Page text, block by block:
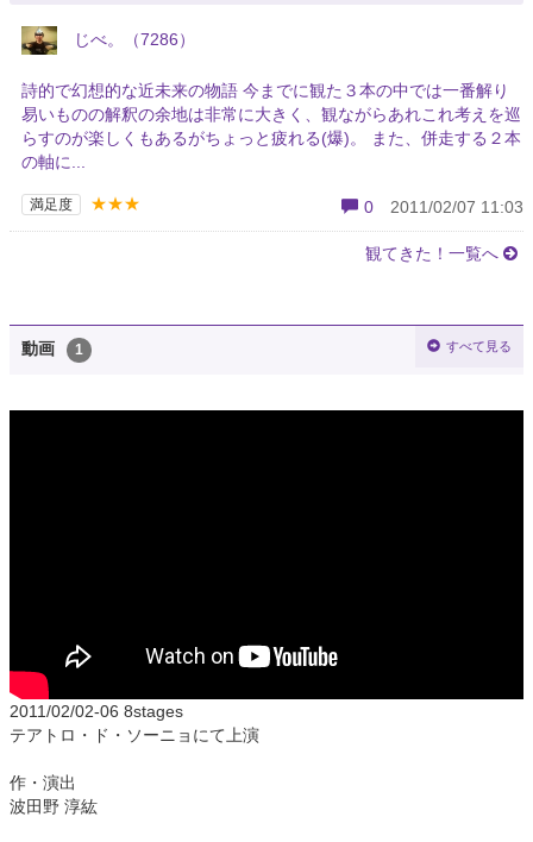
じべ。（7286）
詩的で幻想的な近未来の物語 今までに観た３本の中では一番解り
易いものの解釈の余地は非常に大きく、観ながらあれこれ考えを巡
らすのが楽しくもあるがちょっと疲れる(爆)。 また、併走する２本
の軸に...
満足度 ★★★ 0 2011/02/07 11:03
観てきた！一覧へ
動画 1 すべて見る
2011/02/02-06 8stages
テアトロ・ド・ソーニョにて上演
作・演出
波田野 淳紘